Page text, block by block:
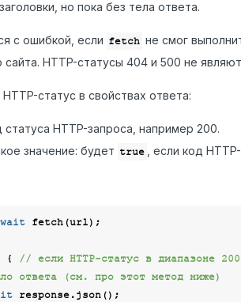
но пока без тела ответа.
с ошибкой, если fetch не смог
сайта. HTTP-статусы 404 и 500 не
статус в свойствах ответа:
HTTP-запроса, например 200.
значение: будет true , если код
fetch(url);
{ // если HTTP-статус в диапазоне
ответа (см. про этот метод ниже)
response.json();